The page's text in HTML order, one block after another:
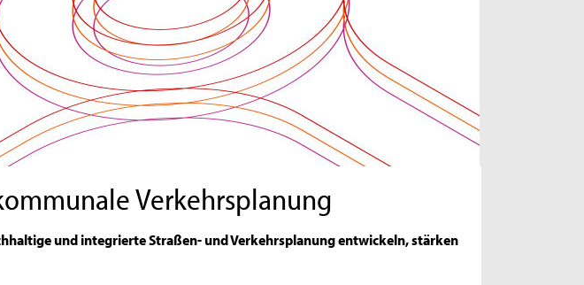
Verkehrsplanung
und integrierte Straßen- und Verkehrsplanung entwickeln, stärken